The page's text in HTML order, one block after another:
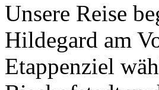
Unsere Reise
Hildegard am
Etappenziel